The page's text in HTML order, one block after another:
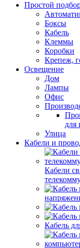
Простой
Боксы
Кабель
Клеммы
Коробки
Крепеж,
Освещение
Дом
Лампы
Офис
для
Улица
Кабели и
Кабели
Кабель